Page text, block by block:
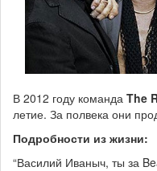
В 2012 году команда The
летие. За полвека они
Подробности из жизни:
“Василий Иваныч, ты за